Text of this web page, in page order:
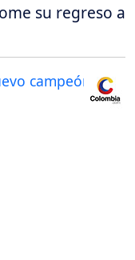
su regreso a